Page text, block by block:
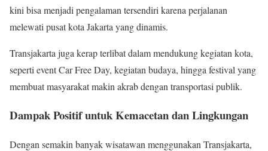
kini bisa menjadi pengalaman tersendiri karena perjalanan
melewati pusat kota Jakarta yang dinamis.
Transjakarta juga kerap terlibat dalam mendukung kegiatan kota,
seperti event Car Free Day, kegiatan budaya, hingga festival yang
membuat masyarakat makin akrab dengan transportasi publik.
Dampak Positif untuk Kemacetan dan Lingkungan
Dengan semakin banyak wisatawan menggunakan Transjakarta,